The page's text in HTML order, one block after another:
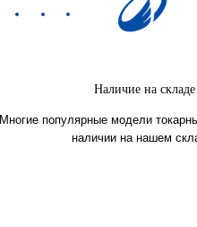
Наличие на складе
Многие популярные модели
наличии на нашем